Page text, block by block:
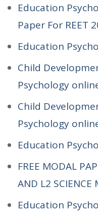
Education
Paper For REET
Education
Child
Psychology
Child
Psychology
Education
FREE MODAL
AND L2 SCIENCE
Education